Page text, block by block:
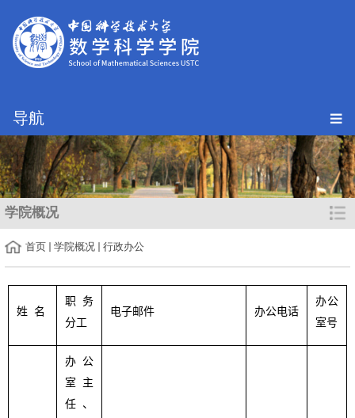
导航
学院概况
首页 学院概况 行政办公
姓 名
职务
分工
电子邮件 办公电话
办公
室号
办公
室主
任、